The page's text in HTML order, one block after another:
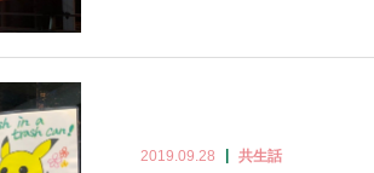
2019.09.28 共生話